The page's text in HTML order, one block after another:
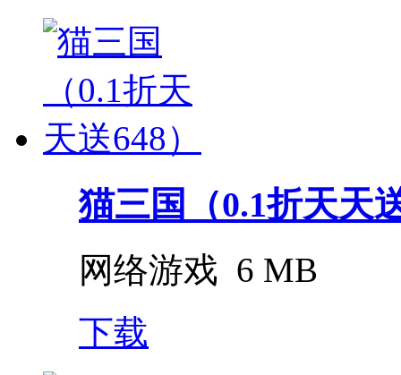
猫三国（0.1折天天
网络游戏 6 MB
下载